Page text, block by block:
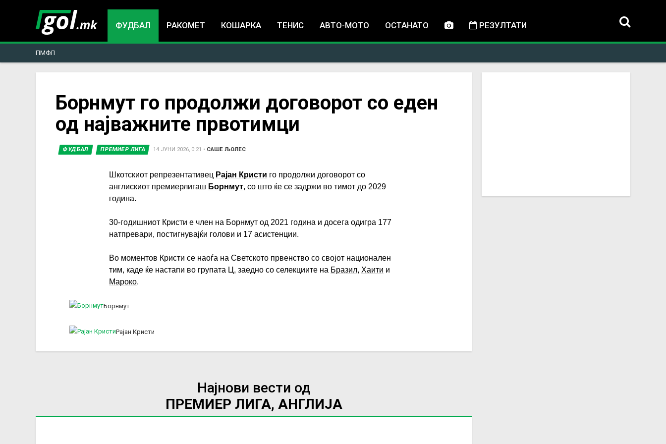
ФУДБАЛ РАКОМЕТ КОШАРКА ТЕНИС АВТО-МОТО ОСТАНАТО РЕЗУЛТАТИ
ПМФЛ
here
Борнмут го продолжи договорот со еден
од најважните првотимци
ФУДБАЛ ПРЕМИЕР ЛИГА 14 ЈУНИ 2026, 0:21 • САШЕ ЉОЛЕС
Шкотскиот репрезентативец Рајан Кристи го продолжи договорот со
англискиот премиерлигаш Борнмут, со што ќе се задржи во тимот до 2029
година.
30-годишниот Кристи е член на Борнмут од 2021 година и досега одигра 177
натпревари, постигнувајќи голови и 17 асистенции.
Во моментов Кристи се наоѓа на Светското првенство со својот национален
тим, каде ќе настапи во групата Ц, заедно со селекциите на Бразил, Хаити и
Мароко.
Борнмут
Рајан Кристи
Најнови вести од
ПРЕМИЕР ЛИГА, АНГЛИЈА